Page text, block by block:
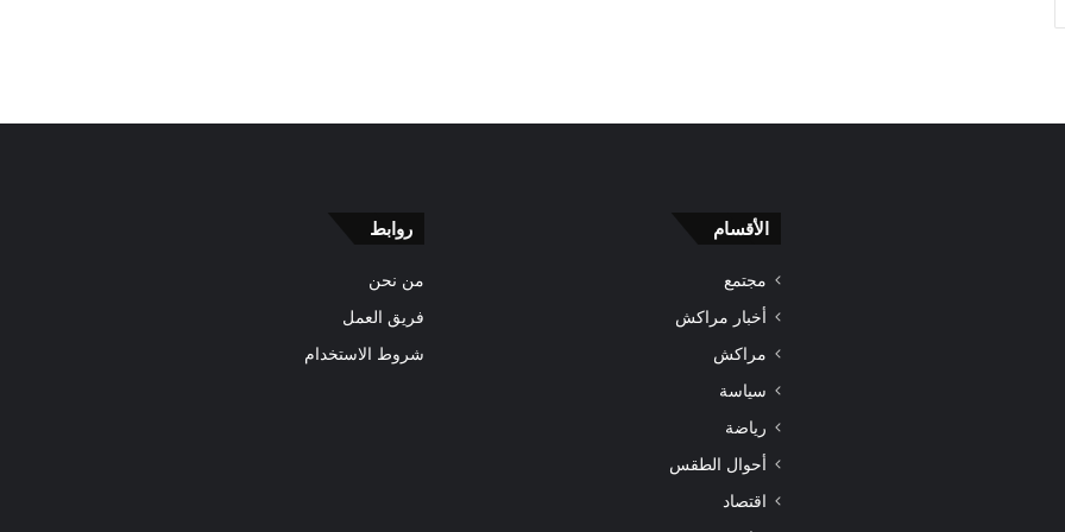
الأقسام
مجتمع
أخبار مراكش
مراكش
سياسة
رياضة
أحوال الطقس
اقتصاد
روابط
من نحن
فريق العمل
شروط الاستخدام